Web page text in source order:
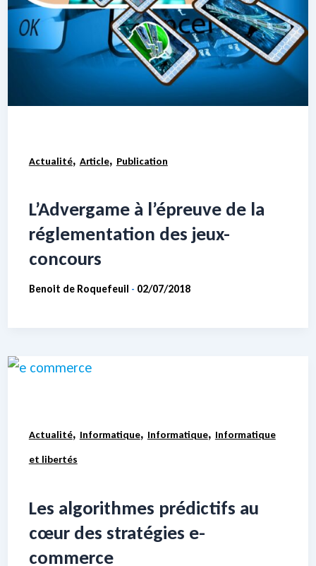
Actualité, Article, Publication
L’Advergame à l’épreuve de la
réglementation des jeux-
concours
Benoit de Roquefeuil - 02/07/2018
Actualité, Informatique, Informatique, Informatique
et libertés
Les algorithmes prédictifs au
cœur des stratégies e-
commerce